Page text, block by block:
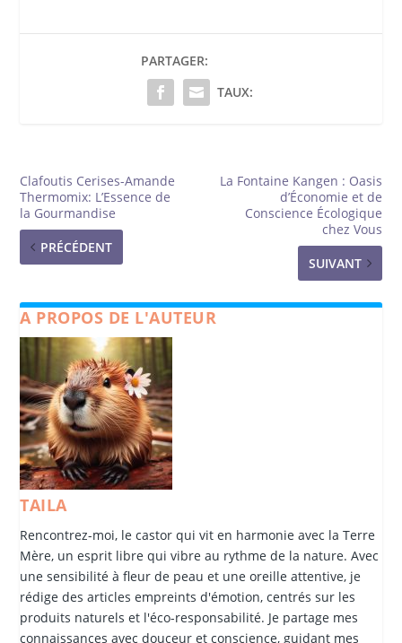
PARTAGER:
TAUX:
Clafoutis Cerises-Amande
Thermomix: L’Essence de
la Gourmandise
PRÉCÉDENT
La Fontaine Kangen : Oasis
d’Économie et de
Conscience Écologique
chez Vous
SUIVANT
A PROPOS DE L'AUTEUR
TAILA
Rencontrez-moi, le castor qui vit en harmonie avec la Terre
Mère, un esprit libre qui vibre au rythme de la nature. Avec
une sensibilité à fleur de peau et une oreille attentive, je
rédige des articles empreints d'émotion, centrés sur les
produits naturels et l'éco-responsabilité. Je partage mes
connaissances avec douceur et conscience, guidant mes